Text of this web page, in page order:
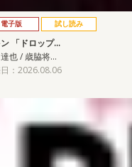
電子版 試し読み
「ドロップ…
也 / 歳脇将…
：2026.08.06